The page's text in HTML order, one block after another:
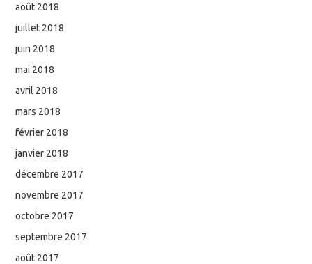
août 2018
juillet 2018
juin 2018
mai 2018
avril 2018
mars 2018
février 2018
janvier 2018
décembre 2017
novembre 2017
octobre 2017
septembre 2017
août 2017